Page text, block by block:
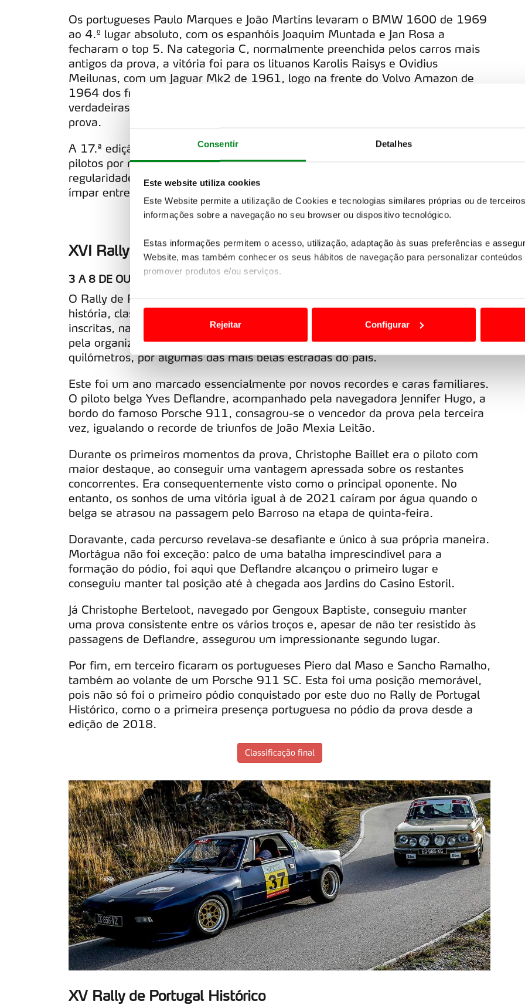
Consentir Detalhes
Este website utiliza cookies
Este Website permite a utilização de Cookies e tecnologias similares próprias ou de
informações sobre a navegação no seu browser ou dispositivo tecnológico.
Estas informações permitem o acesso, utilização, adaptação às suas preferências e
Website, mas também conhecer os seus hábitos de navegação para personalizar
promover produtos e/ou serviços.
Usamos cookies para melhorar a sua experiência digital, personalizar conteúdos e
funcionalidades de redes sociais, bem como para analisar dados de navegação no nosso
Adicionalmente partilhamos informação, relativa à sua utilização do nosso site de
e organizações na UE e em países terceiros.
O ACP garantirá que as transferências internacionais de dados pessoais serão realizadas
Realçamos que o bloqueio de certo tipo de Cookies e tecnologias similares pode ter impacto
navegação no Website e nos serviços disponibilizados.
Consulte a política de cookies do site.
Rejeitar Configurar
Os portugueses Paulo Marques e João Martins levaram o BMW 1600 de 1969
ao 4.º lugar absoluto, com os espanhóis Joaquim Muntada e Jan Rosa a
fecharam o top 5. Na categoria C, normalmente preenchida pelos carros mais
antigos da prova, a vitória foi para os lituanos Karolis Raisys e Ovidius
Meilunas, com um Jaguar Mk2 de 1961, logo na frente do Volvo Amazon de
1964 dos franceses Dominique Bairelle e Georges Denuziere. Estas
verdadeiras máquinas do tempo espalharam charme ao longo dos 5 dias de
prova.
A 17.ª edição do Rally de Portugal Histórico testou a resistência de máquinas e
pilotos por mais de 2000 quilómetros, divididos por 4 etapas e 43 especiais de
regularidade. A 81 equipas inscritas enfrentaram, como sempre, um desafio
ímpar entre as provas europeias.
Classificação final
XVI Rally de Portugal Histórico
3 A 8 DE OUTUBRO DE 2022
O Rally de Portugal Histórico fez-se à estrada para mais uma edição cheia de
história, classe e, acima de tudo, competição. Sete dezenas de equipas
inscritas, na sua maioria estrangeiras, enfrentaram os vários desafios propostos
pela organização do Automóvel Club de Portugal, ao longo de 2 000
quilómetros, por algumas das mais belas estradas do país.
Este foi um ano marcado essencialmente por novos recordes e caras familiares.
O piloto belga Yves Deflandre, acompanhado pela navegadora Jennifer Hugo, a
bordo do famoso Porsche 911, consagrou-se o vencedor da prova pela terceira
vez, igualando o recorde de triunfos de João Mexia Leitão.
Durante os primeiros momentos da prova, Christophe Baillet era o piloto com
maior destaque, ao conseguir uma vantagem apressada sobre os restantes
concorrentes. Era consequentemente visto como o principal oponente. No
entanto, os sonhos de uma vitória igual à de 2021 caíram por água quando o
belga se atrasou na passagem pelo Barroso na etapa de quinta-feira.
Doravante, cada percurso revelava-se desafiante e único à sua própria maneira.
Mortágua não foi exceção: palco de uma batalha imprescindível para a
formação do pódio, foi aqui que Deflandre alcançou o primeiro lugar e
conseguiu manter tal posição até à chegada aos Jardins do Casino Estoril.
Já Christophe Berteloot, navegado por Gengoux Baptiste, conseguiu manter
uma prova consistente entre os vários troços e, apesar de não ter resistido às
passagens de Deflandre, assegurou um impressionante segundo lugar.
Por fim, em terceiro ficaram os portugueses Piero dal Maso e Sancho Ramalho,
também ao volante de um Porsche 911 SC. Esta foi uma posição memorável,
pois não só foi o primeiro pódio conquistado por este duo no Rally de Portugal
Histórico, como o a primeira presença portuguesa no pódio da prova desde a
edição de 2018.
Classificação final
XV Rally de Portugal Histórico